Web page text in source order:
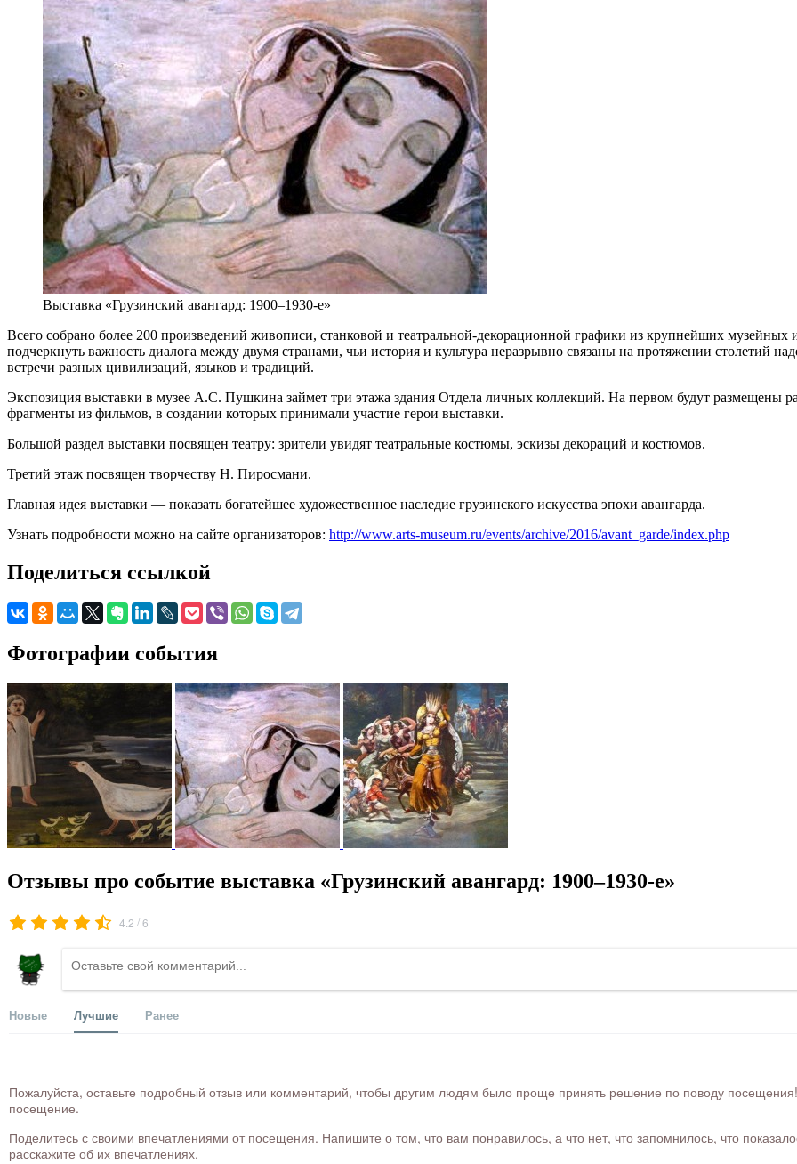
Выставка «Грузинский авангард: 1900–1930-е»
Всего собрано более 200 произведений живописи, станковой и театральной-декорационной графики из крупнейших
подчеркнуть важность диалога между двумя странами, чьи история и культура неразрывно связаны на протяжении столетий
встречи разных цивилизаций, языков и традиций.
Экспозиция выставки в музее А.С. Пушкина займет три этажа здания Отдела личных коллекций. На первом будут размещены
фрагменты из фильмов, в создании которых принимали участие герои выставки.
Большой раздел выставки посвящен театру: зрители увидят театральные костюмы, эскизы декораций и костюмов.
Третий этаж посвящен творчеству Н. Пиросмани.
Главная идея выставки — показать богатейшее художественное наследие грузинского искусства эпохи авангарда.
Узнать подробности можно на сайте организаторов: http://www.arts-museum.ru/events/archive/2016/avant_garde/index.php
Поделиться ссылкой
Фотографии события
Отзывы про событие выставка «Грузинский авангард: 1900–1930-е»
4.2 /6
Новые Лучшие Ранее
Пожалуйста, оставьте подробный отзыв или комментарий, чтобы другим людям было проще принять решение по поводу посещения!
посещение.
Поделитесь с своими впечатлениями от посещения. Напишите о том, что вам понравилось, а что нет, что запомнилось, что
расскажите об их впечатлениях.